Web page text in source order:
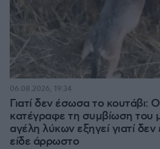
Γιατί δεν έσωσα το κουτάβι:
κατέγραφε τη συμβίωση του
αγέλη λύκων εξηγεί γιατί
είδε άρρωστο
06.08.2026, 19:34